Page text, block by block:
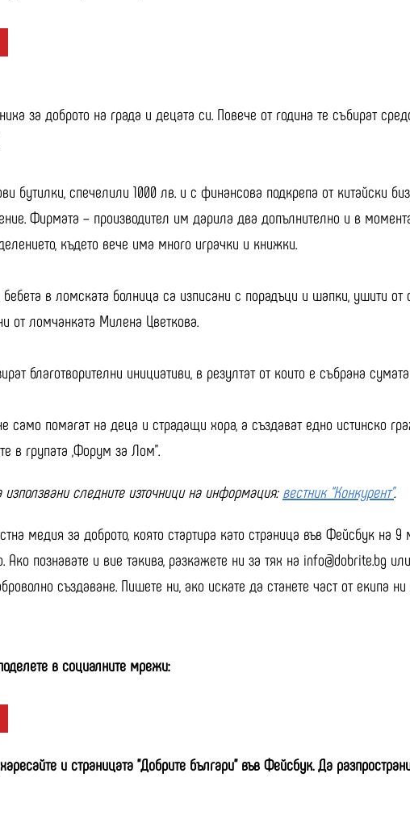
за доброто на града и децата си. Повече от година те събират
бутилки, спечелили 1000 лв. и с финансова подкрепа от китайски
Фирмата – производител им дарила два допълнително и в
където вече има много играчки и книжки.
в ломската болница са изписани с порадъци и шапки, ушити от
от ломчанката Милена Цветкова.
благотворителни инициативи, в резултат от които е събрана
само помагат на деца и страдащи хора, а създават едно истинско
в групата „Форум за Лом”.
използвани следните източници на информация: вестник “Конкурент”.
медия за доброто, която стартира като страница във Фейсбук на
Ако познавате и вие такива, разкажете ни за тях на info@dobrite.bg
създаване. Пишете ни, ако искате да станете част от екипа
в социалните мрежи:
и страницата "Добрите българи" във Фейсбук. Да